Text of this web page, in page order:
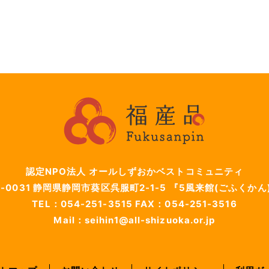
認定NPO法人 オールしずおかベストコミュニティ
0031 静岡県静岡市葵区呉服町2-1-5
『5風来館(ごふくか
TEL：054-251-3515 FAX：054-251-3516
Mail：seihin1@all-shizuoka.or.jp